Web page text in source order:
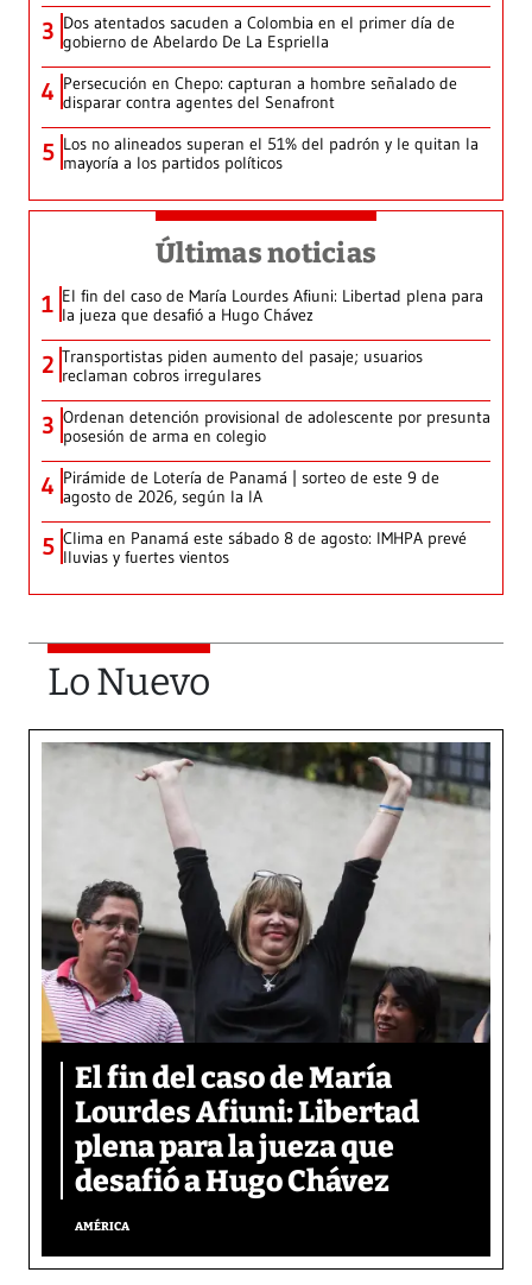
3 Dos atentados sacuden a Colombia en el primer día de
gobierno de Abelardo De La Espriella
4 Persecución en Chepo: capturan a hombre señalado de
disparar contra agentes del Senafront
5 Los no alineados superan el 51% del padrón y le quitan la
mayoría a los partidos políticos
Últimas noticias
1 El fin del caso de María Lourdes Afiuni: Libertad plena para
la jueza que desafió a Hugo Chávez
2 Transportistas piden aumento del pasaje; usuarios
reclaman cobros irregulares
3 Ordenan detención provisional de adolescente por presunta
posesión de arma en colegio
4 Pirámide de Lotería de Panamá | sorteo de este 9 de
agosto de 2026, según la IA
5 Clima en Panamá este sábado 8 de agosto: IMHPA prevé
lluvias y fuertes vientos
Lo Nuevo
El fin del caso de María
Lourdes Afiuni: Libertad
plena para la jueza que
desafió a Hugo Chávez
AMÉRICA